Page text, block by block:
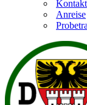
Kontakt
Anreise